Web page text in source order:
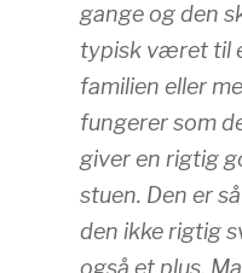
gange og den
typisk været til
familien eller
fungerer som
giver en rigtig
stuen. Den er
den ikke rigtig
også et plus.